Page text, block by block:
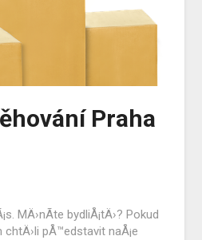
Praha
MÄ›nÃ­te bydliÅ¡tÄ›? Pokud
chtÄ›li pÅ™edstavit naÅ¡e